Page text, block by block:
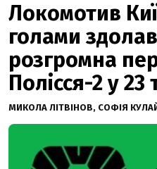
Локомотив
голами
розгромна
Полісся-2 у 23
МИКОЛА ЛІТВІНОВ, СОФІЯ